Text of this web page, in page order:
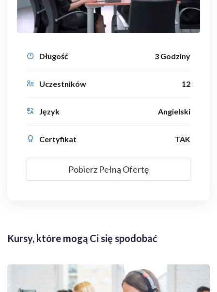
Długość 3 Godziny
Uczestników 12
Język Angielski
Certyfikat TAK
Pobierz Pełną Ofertę
Kursy, które mogą Ci się spodobać